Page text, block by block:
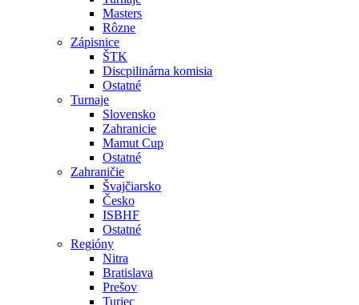
Masters
Rôzne
Zápisnice
ŠTK
Discpilinárna komisia
Ostatné
Turnaje
Slovensko
Zahranicie
Mamut Cup
Ostatné
Zahraničie
Švajčiarsko
Česko
ISBHF
Ostatné
Regióny
Nitra
Bratislava
Prešov
Turiec